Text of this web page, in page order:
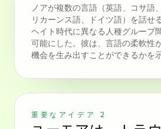
ノアが複数の言語（英語、コサ語
リカーンス語、ドイツ語）を話せ
ヘイト時代に異なる人種グループ
可能にした。彼は、言語の柔軟性
機会を生み出すことができるかを
重要なアイデア 2